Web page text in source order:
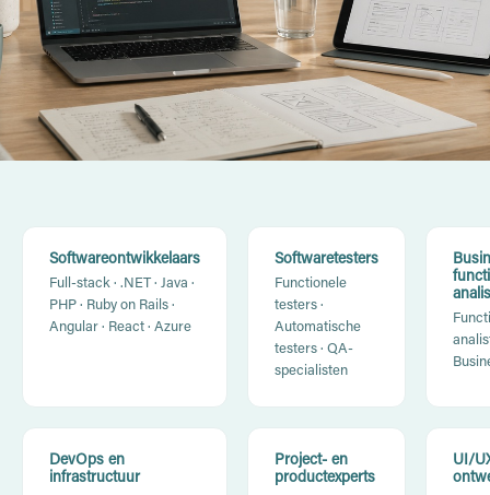
Softwareontwikkelaars
Full-stack · .NET · Java ·
PHP · Ruby on Rails ·
Angular · React · Azure
Softwaretesters
Functionele
testers ·
Automatische
testers · QA-
specialisten
DevOps en
infrastructuur
Project- en
productexperts
UI/